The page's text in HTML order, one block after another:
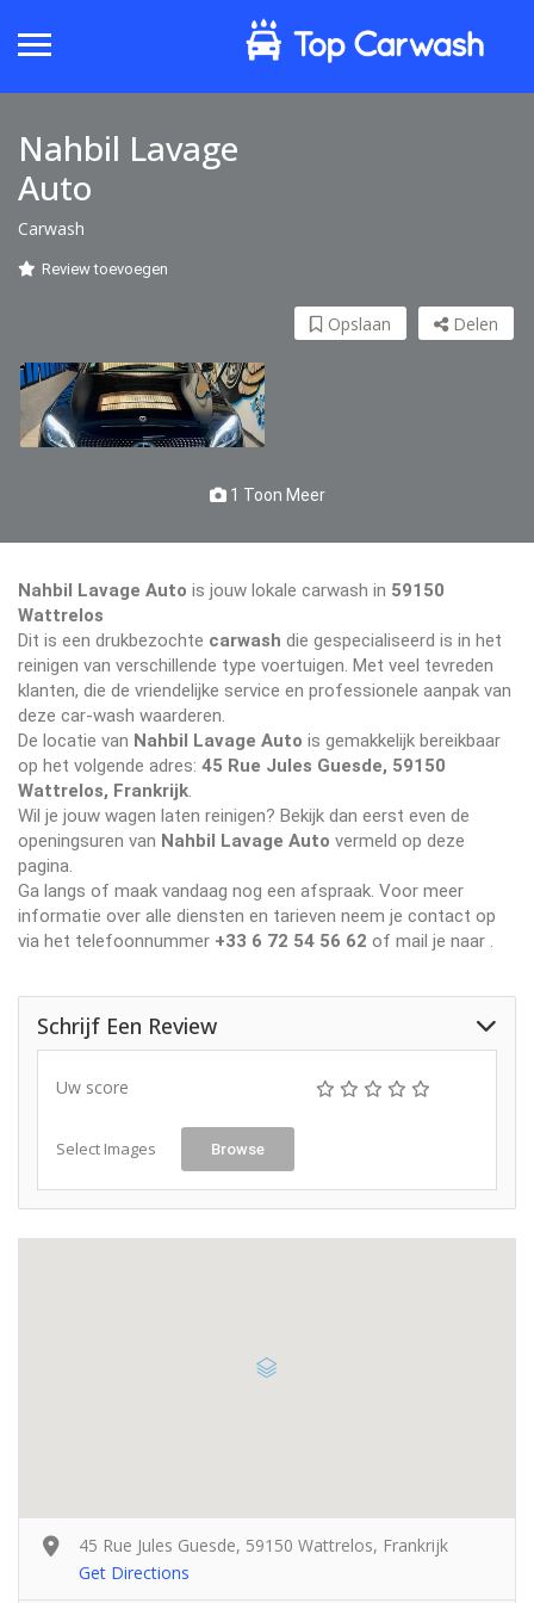
Nahbil Lavage
Auto
Carwash
Review toevoegen
Delen
Opslaan
1 Toon Meer
Nahbil Lavage Auto is jouw lokale carwash in 59150
Wattrelos
Dit is een drukbezochte carwash die gespecialiseerd is in het
reinigen van verschillende type voertuigen. Met veel tevreden
klanten, die de vriendelijke service en professionele aanpak van
deze car-wash waarderen.
De locatie van Nahbil Lavage Auto is gemakkelijk bereikbaar
op het volgende adres: 45 Rue Jules Guesde, 59150
Wattrelos, Frankrijk
Wil je jouw wagen laten reinigen? Bekijk dan eerst even de
openingsuren van Nahbil Lavage Auto vermeld op deze
pagina.
Ga langs of maak vandaag nog een afspraak. Voor meer
informatie over alle diensten en tarieven neem je contact op
via het telefoonnummer +33 6 72 54 56 62 of mail je naar
Schrijf Een Review
Uw score
Select Images Browse
45 Rue Jules Guesde, 59150 Wattrelos, Frankrijk
Get Directions